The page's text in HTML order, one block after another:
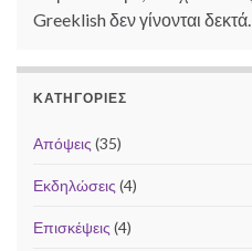
Greeklish δεν γίνονται δεκτά.
ΚΑΤΗΓΟΡΊΕΣ
Απόψεις (35)
Εκδηλώσεις (4)
Επισκέψεις (4)